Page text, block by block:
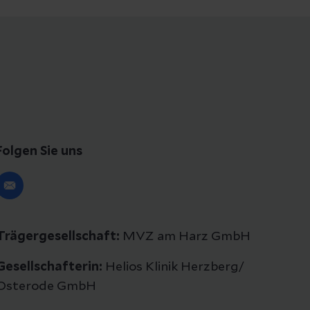
Sie uns
MVZ am Harz GmbH
Helios Klinik Herzberg/
GmbH